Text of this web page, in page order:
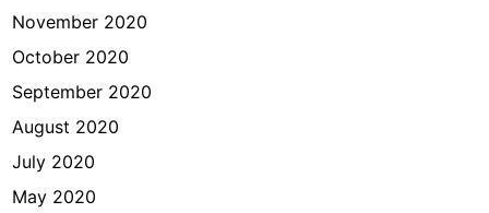
November 2020
October 2020
September 2020
August 2020
July 2020
May 2020